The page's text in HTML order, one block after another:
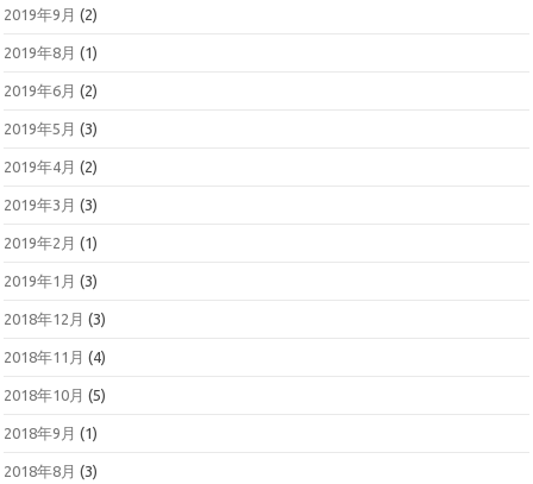
2019年9月 (2)
2019年8月 (1)
2019年6月 (2)
2019年5月 (3)
2019年4月 (2)
2019年3月 (3)
2019年2月 (1)
2019年1月 (3)
2018年12月 (3)
2018年11月 (4)
2018年10月 (5)
2018年9月 (1)
2018年8月 (3)